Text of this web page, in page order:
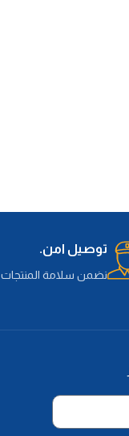
توصيل امن.
نضمن سلامة المنتجات